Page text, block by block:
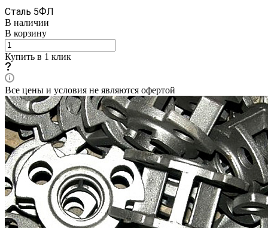
Сталь 5ФЛ
В наличии
В корзину
Купить в 1 клик
Все цены и условия не являются офертой